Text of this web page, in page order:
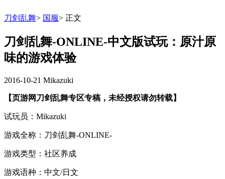
刀剑乱舞> 国服> 正文
刀剑乱舞-ONLINE-中文版试玩：原汁原
味的游戏体验
2016-10-21 Mikazuki
【页游网刀剑乱舞专区专稿，未经授权请勿转载】
试玩员：Mikazuki
游戏全称： 刀剑乱舞-ONLINE-
游戏类型：社区养成
游戏语种：中文/日文